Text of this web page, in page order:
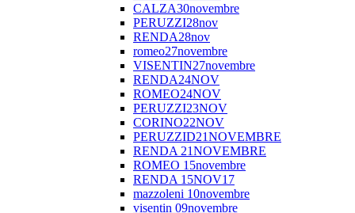
CALZA30novembre
PERUZZI28nov
RENDA28nov
romeo27novembre
VISENTIN27novembre
RENDA24NOV
ROMEO24NOV
PERUZZI23NOV
CORINO22NOV
PERUZZID21NOVEMBRE
RENDA 21NOVEMBRE
ROMEO 15novembre
RENDA 15NOV17
mazzoleni 10novembre
visentin 09novembre